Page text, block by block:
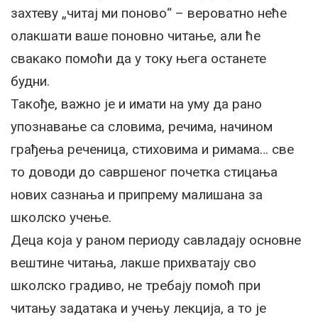
захтеву „читај ми поново“ – вероватно неће
олакшати ваше поновно читање, али ће
свакако помоћи да у току њега останете
будни.
Такође, важно је и имати на уму да рано
упознавање са словима, речима, начином
грађења реченица, стиховима и римама… све
то доводи до савршеног почетка стицања
нових сазнања и припрему малишана за
школско учење.
Деца која у раном периоду савладају основне
вештине читања, лакше прихватају сво
школско градиво, не требају помоћ при
читању задатака и учењу лекција, а то је